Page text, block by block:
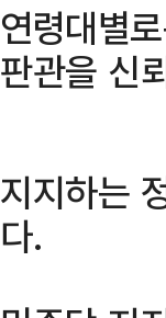
연령대별
판관을 신
지지하는
다.